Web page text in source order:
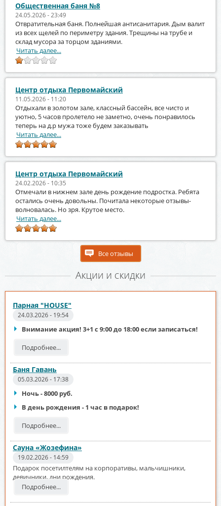
Общественная баня №8
24.05.2026 - 23:49
Отвратительная баня. Полнейшая антисанитария. Дым валит
из всех щелей по периметру здания. Трещины на трубе и
склад мусора за торцом зданиями.
Читать далее...
Центр отдыха Первомайский
11.05.2026 - 11:20
Отдыхали в золотом зале, классный бассейн, все чисто и
уютно, 5 часов пролетело не заметно, очень понравилось
теперь на д.р мужа тоже будем заказывать
Читать далее...
Центр отдыха Первомайский
24.02.2026 - 10:35
Отмечали в нижнем зале день рождение подростка. Ребята
остались очень довольны. Почитала некоторые отзывы-
волновалась. Но зря. Крутое место.
Читать далее...
Все отзывы
Акции и скидки
Парная "HOUSE"
24.03.2026 - 19:54
Внимание акция! 3+1 с 9:00 до 18:00 если записаться!
Подробнее...
Баня Гавань
05.03.2026 - 17:38
Ночь - 8000 руб.
В день рождения - 1 час в подарок!
Подробнее...
Сауна «Жозефина»
19.02.2026 - 14:59
Подарок посетилтелям на корпоративы, мальчишники,
девичники, дни рождения.
Подробнее...